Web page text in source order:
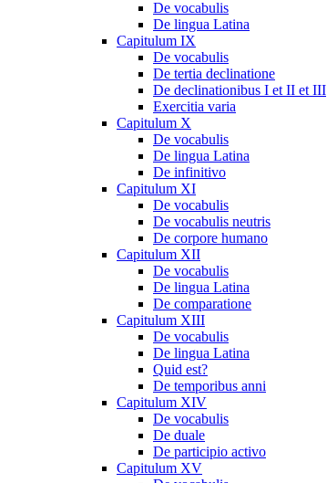
De vocabulis
De lingua Latina
Capitulum IX
De vocabulis
De tertia declinatione
De declinationibus I et II et III
Exercitia varia
Capitulum X
De vocabulis
De lingua Latina
De infinitivo
Capitulum XI
De vocabulis
De vocabulis neutris
De corpore humano
Capitulum XII
De vocabulis
De lingua Latina
De comparatione
Capitulum XIII
De vocabulis
De lingua Latina
Quid est?
De temporibus anni
Capitulum XIV
De vocabulis
De duale
De participio activo
Capitulum XV